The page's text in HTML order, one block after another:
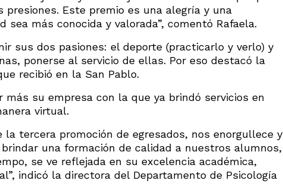
Este premio es una alegría y una
más conocida y valorada”, comentó Rafaela.
sus dos pasiones: el deporte (practicarlo y verlo) y
ponerse al servicio de ellas. Por eso destacó la
recibió en la San Pablo.
su empresa con la que ya brindó servicios en
virtual.
tercera promoción de egresados, nos enorgullece y
una formación de calidad a nuestros alumnos,
se ve reflejada en su excelencia académica,
indicó la directora del Departamento de Psicología